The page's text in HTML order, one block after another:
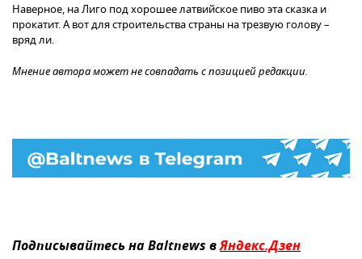
Наверное, на Лиго под хорошее латвийское пиво эта сказка и
прокатит. А вот для строительства страны на трезвую голову –
вряд ли.
Мнение автора может не совпадать с позицией редакции.
Подписывайтесь на Baltnews вЯндекс.Дзен